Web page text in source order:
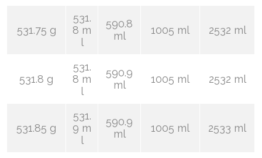
531.75 g
531.
8 m
l
590.8
ml
1005 ml 2532 ml
531.8 g
531.
8 m
l
590.9
ml
1005 ml 2532 ml
531.85 g
531.
9 m
l
590.9
ml
1005 ml 2533 ml